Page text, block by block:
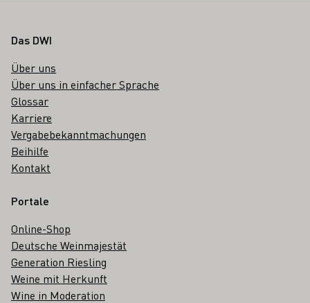
Fußbereich
Das DWI
Über uns
Über uns in einfacher Sprache
Glossar
Karriere
Vergabebekanntmachungen
Beihilfe
Kontakt
Portale
Online-Shop
Deutsche Weinmajestät
Generation Riesling
Weine mit Herkunft
Wine in Moderation